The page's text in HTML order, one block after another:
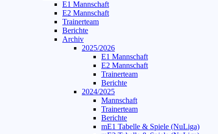
E1 Mannschaft
E2 Mannschaft
Trainerteam
Berichte
Archiv
2025/2026
E1 Mannschaft
E2 Mannschaft
Trainerteam
Berichte
2024/2025
Mannschaft
Trainerteam
Berichte
mE1 Tabelle & Spiele (NuLiga)